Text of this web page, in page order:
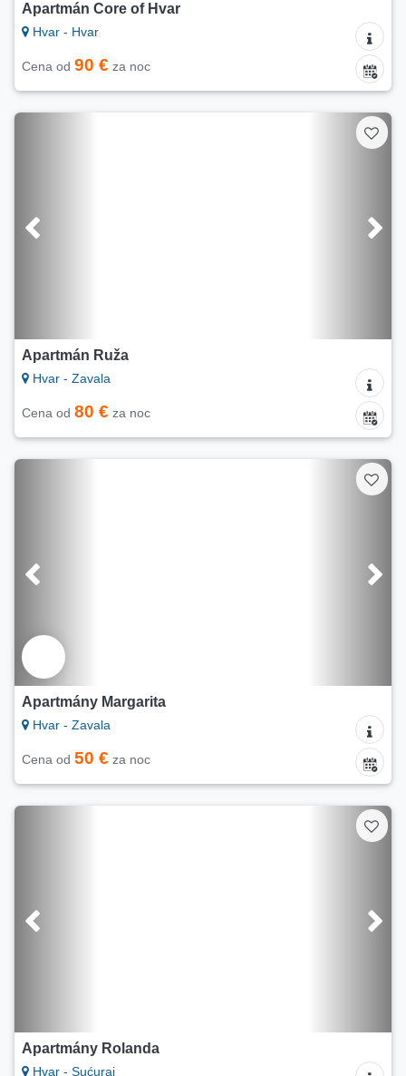
Apartmán Core of Hvar
Hvar - Hvar
Cena od 90 € za noc
Apartmán Ruža
Hvar - Zavala
Cena od 80 € za noc
Apartmány Margarita
Hvar - Zavala
Cena od 50 € za noc
Apartmány Rolanda
Hvar - Sućuraj